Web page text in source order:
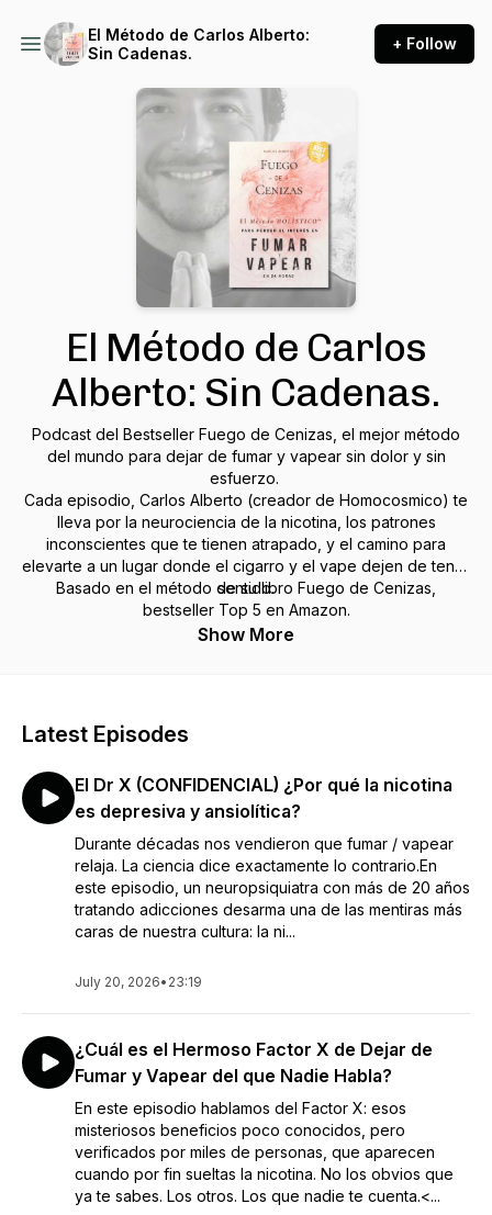
El Método de Carlos Alberto:
Sin Cadenas.
+ Follow
El Método de Carlos
Alberto: Sin Cadenas.
Podcast del Bestseller Fuego de Cenizas, el mejor método
del mundo para dejar de fumar y vapear sin dolor y sin
esfuerzo.
Cada episodio, Carlos Alberto (creador de Homocosmico) te
lleva por la neurociencia de la nicotina, los patrones
inconscientes que te tienen atrapado, y el camino para
elevarte a un lugar donde el cigarro y el vape dejen de tener
sentido.
Basado en el método de su libro Fuego de Cenizas,
bestseller Top 5 en Amazon.
Show More
Latest Episodes
El Dr X (CONFIDENCIAL) ¿Por qué la nicotina
es depresiva y ansiolítica?
Durante décadas nos vendieron que fumar / vapear
relaja. La ciencia dice exactamente lo contrario.En
este episodio, un neuropsiquiatra con más de 20 años
tratando adicciones desarma una de las mentiras más
caras de nuestra cultura: la ni...
July 20, 2026• 23:19
¿Cuál es el Hermoso Factor X de Dejar de
Fumar y Vapear del que Nadie Habla?
En este episodio hablamos del Factor X: esos
misteriosos beneficios poco conocidos, pero
verificados por miles de personas, que aparecen
cuando por fin sueltas la nicotina. No los obvios que
ya te sabes. Los otros. Los que nadie te cuenta.<...